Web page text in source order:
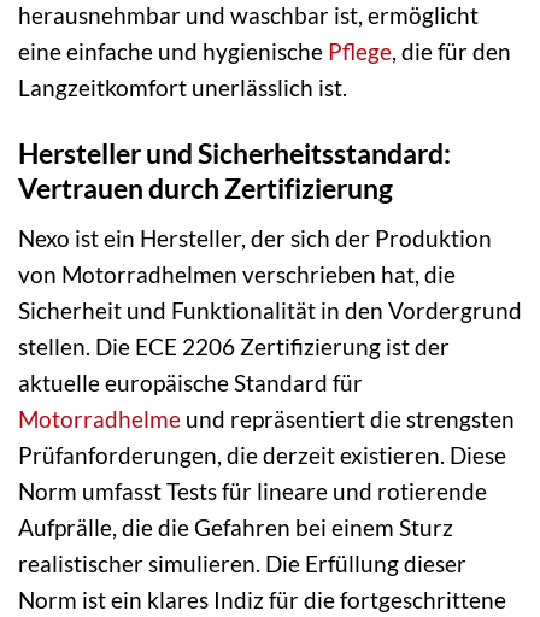
herausnehmbar und waschbar ist, ermöglicht
eine einfache und hygienische Pflege, die für den
Langzeitkomfort unerlässlich ist.
Hersteller und Sicherheitsstandard:
Vertrauen durch Zertifizierung
Nexo ist ein Hersteller, der sich der Produktion
von Motorradhelmen verschrieben hat, die
Sicherheit und Funktionalität in den Vordergrund
stellen. Die ECE 2206 Zertifizierung ist der
aktuelle europäische Standard für
Motorradhelme und repräsentiert die strengsten
Prüfanforderungen, die derzeit existieren. Diese
Norm umfasst Tests für lineare und rotierende
Aufprälle, die die Gefahren bei einem Sturz
realistischer simulieren. Die Erfüllung dieser
Norm ist ein klares Indiz für die fortgeschrittene